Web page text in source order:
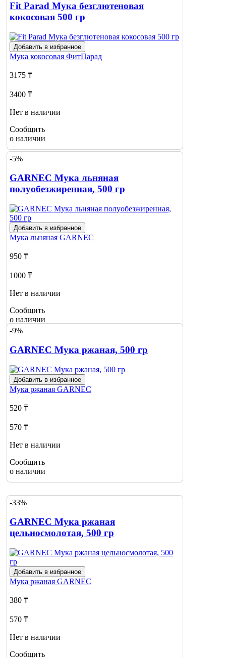
Fit Parad Мука безглютеновая
кокосовая 500 гр
Добавить в избранное
Мука кокосовая ФитПарад
3175 ₸
3400 ₸
Нет в наличии
Сообщить
о наличии
-5%
GARNEC Мука льняная
полуобезжиренная, 500 гр
Добавить в избранное
Мука льняная GARNEC
950 ₸
1000 ₸
Нет в наличии
Сообщить
о наличии
-9%
GARNEC Мука ржаная, 500 гр
Добавить в избранное
Мука ржаная GARNEC
520 ₸
570 ₸
Нет в наличии
Сообщить
о наличии
-33%
GARNEC Мука ржаная
цельносмолотая, 500 гр
Добавить в избранное
Мука ржаная GARNEC
380 ₸
570 ₸
Нет в наличии
Сообщить